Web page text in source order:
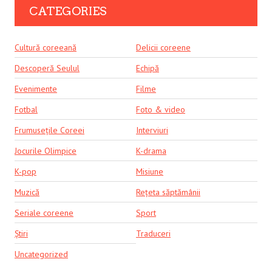
CATEGORIES
Cultură coreeană
Delicii coreene
Descoperă Seulul
Echipă
Evenimente
Filme
Fotbal
Foto & video
Frumusețile Coreei
Interviuri
Jocurile Olimpice
K-drama
K-pop
Misiune
Muzică
Rețeta săptămânii
Seriale coreene
Sport
Știri
Traduceri
Uncategorized